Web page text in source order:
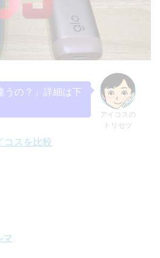
アイコスの
トリセツ
うの？」詳細は下
コスを比較
マ